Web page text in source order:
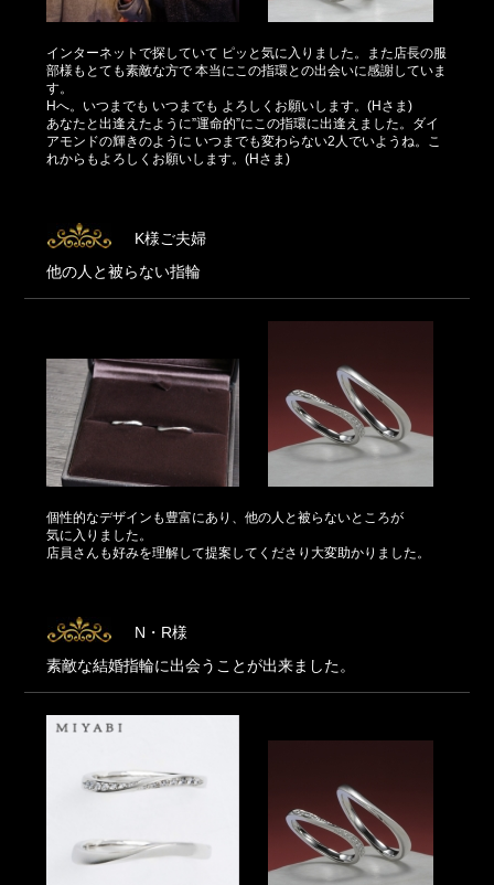
インターネットで探していて ピッと気に入りました。また店長の服
部様もとても素敵な方で 本当にこの指環との出会いに感謝していま
す。
Hへ。いつまでも いつまでも よろしくお願いします。(Hさま)
あなたと出逢えたように”運命的”にこの指環に出逢えました。ダイ
アモンドの輝きのように いつまでも変わらない2人でいようね。こ
れからもよろしくお願いします。(Hさま)
K様ご夫婦
他の人と被らない指輪
個性的なデザインも豊富にあり、他の人と被らないところが
気に入りました。
店員さんも好みを理解して提案してくださり大変助かりました。
N・R様
素敵な結婚指輪に出会うことが出来ました。